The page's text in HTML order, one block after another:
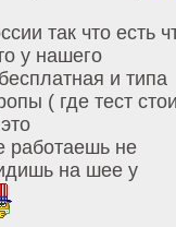
так что есть
у нашего
и типа
( где тест
работаешь не
на шее у